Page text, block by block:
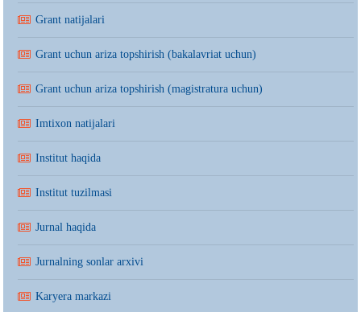
Grant natijalari
Grant uchun ariza topshirish (bakalavriat uchun)
Grant uchun ariza topshirish (magistratura uchun)
Imtixon natijalari
Institut haqida
Institut tuzilmasi
Jurnal haqida
Jurnalning sonlar arxivi
Karyera markazi